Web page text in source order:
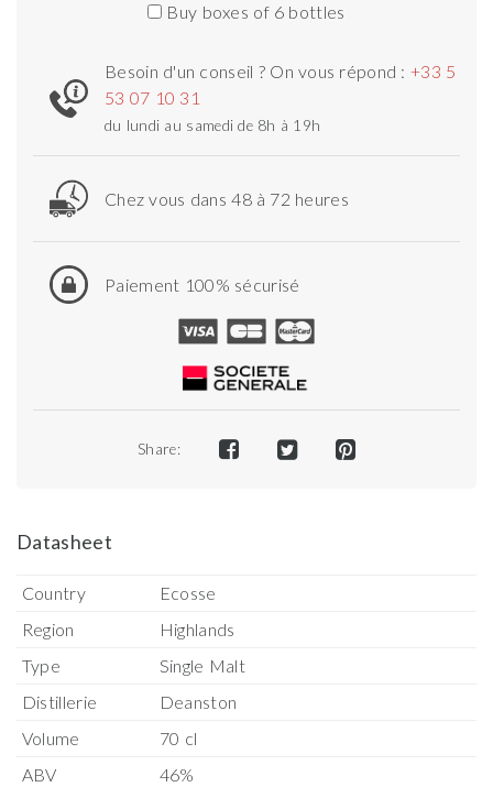
Buy boxes of 6 bottles
Besoin d'un conseil ? On vous répond : +33 5
53 07 10 31
du lundi au samedi de 8h à 19h
Chez vous dans 48 à 72 heures
Paiement 100% sécurisé
Share:
Datasheet
Country
Ecosse
Region
Highlands
Type
Single Malt
Distillerie
Deanston
Volume
70 cl
ABV
46%